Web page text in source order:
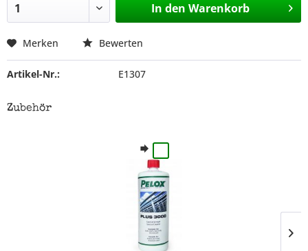
In den Warenkorb
Merken Bewerten
Artikel-Nr.: E1307
Zubehör